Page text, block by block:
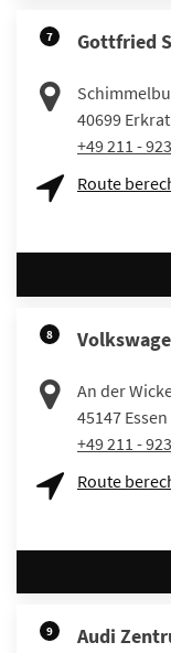
7 Gottfried
40699
+49 211 -
Route
8
An der
45147 Essen
+49 211 -
Route
9 Audi